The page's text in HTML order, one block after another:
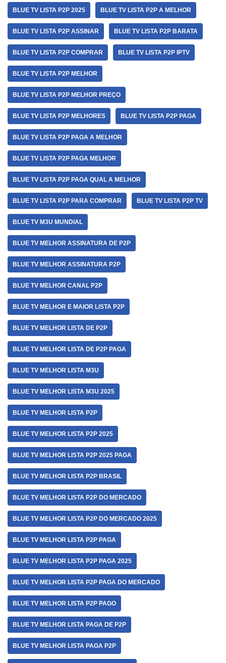
BLUE TV LISTA P2P 2025 BLUE TV LISTA P2P A MELHOR
BLUE TV LISTA P2P ASSINAR BLUE TV LISTA P2P BARATA
BLUE TV LISTA P2P COMPRAR BLUE TV LISTA P2P IPTV
BLUE TV LISTA P2P MELHOR
BLUE TV LISTA P2P MELHOR PREÇO
BLUE TV LISTA P2P MELHORES BLUE TV LISTA P2P PAGA
BLUE TV LISTA P2P PAGA A MELHOR
BLUE TV LISTA P2P PAGA MELHOR
BLUE TV LISTA P2P PAGA QUAL A MELHOR
BLUE TV LISTA P2P PARA COMPRAR BLUE TV LISTA P2P TV
BLUE TV M3U MUNDIAL
BLUE TV MELHOR ASSINATURA DE P2P
BLUE TV MELHOR ASSINATURA P2P
BLUE TV MELHOR CANAL P2P
BLUE TV MELHOR E MAIOR LISTA P2P
BLUE TV MELHOR LISTA DE P2P
BLUE TV MELHOR LISTA DE P2P PAGA
BLUE TV MELHOR LISTA M3U
BLUE TV MELHOR LISTA M3U 2025
BLUE TV MELHOR LISTA P2P
BLUE TV MELHOR LISTA P2P 2025
BLUE TV MELHOR LISTA P2P 2025 PAGA
BLUE TV MELHOR LISTA P2P BRASIL
BLUE TV MELHOR LISTA P2P DO MERCADO
BLUE TV MELHOR LISTA P2P DO MERCADO 2025
BLUE TV MELHOR LISTA P2P PAGA
BLUE TV MELHOR LISTA P2P PAGA 2025
BLUE TV MELHOR LISTA P2P PAGA DO MERCADO
BLUE TV MELHOR LISTA P2P PAGO
BLUE TV MELHOR LISTA PAGA DE P2P
BLUE TV MELHOR LISTA PAGA P2P